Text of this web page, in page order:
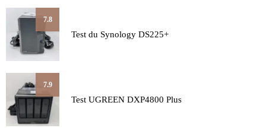
7.8
Test du Synology DS225+
7.9
Test UGREEN DXP4800 Plus